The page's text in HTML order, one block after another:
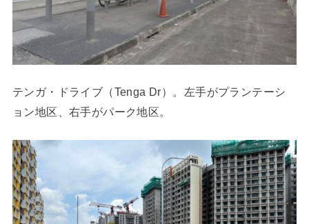
テンガ・ドライブ（Tenga Dr）。左手がプランテーシ
ョン地区、右手がパーク地区。